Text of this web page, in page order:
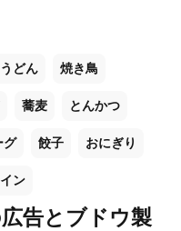
うどん 焼き鳥
蕎麦 とんかつ
グ 餃子 おにぎり
ン
告とブドウ製